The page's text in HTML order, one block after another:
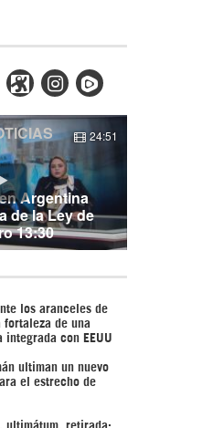
 
Argentina
de la Ley de
13:30
24:51
los aranceles de
fortaleza de una
integrada con EEUU
ultiman un nuevo
el estrecho de
ultimátum, retirada: